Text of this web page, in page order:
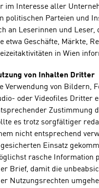
im Interesse aller
politischen Parteien und
an Leserinnen und Leser,
etwa Geschäfte, Märkte,
in Wien
von Inhalten Dritter
Verwendung von Bildern,
oder Videofiles Dritter
Zustimmung
es trotz sorgfältiger
nicht entsprechend
Einsatz
rasche Information
Brief, damit die
Nutzungsrechten